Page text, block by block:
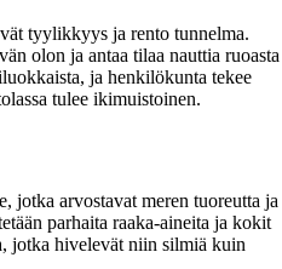
tyylikkyys ja rento tunnelma.
olon ja antaa tilaa nauttia ruoasta
ja henkilökunta tekee
tulee ikimuistoinen.
jotka arvostavat meren tuoreutta ja
parhaita raaka-aineita ja kokit
jotka hivelevät niin silmiä kuin